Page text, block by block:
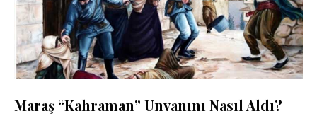
Maraş “Kahraman” Unvanını Nasıl Aldı?